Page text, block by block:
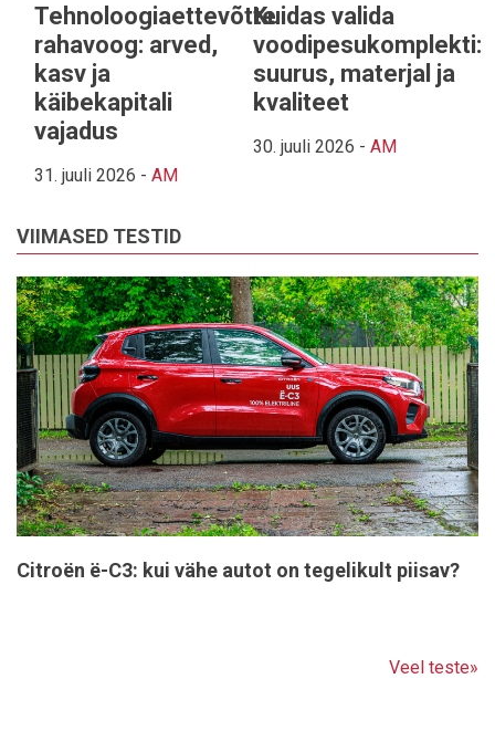
Tehnoloogiaettevõtte
rahavoog: arved,
kasv ja
käibekapitali
vajadus
31. juuli 2026 - AM
Kuidas valida
voodipesukomplekti:
suurus, materjal ja
kvaliteet
30. juuli 2026 - AM
VIIMASED TESTID
Citroën ë-C3: kui vähe autot on tegelikult piisav?
Veel teste»